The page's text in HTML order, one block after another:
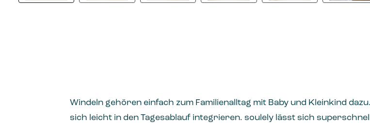
Windeln gehören einfach zum Familienalltag mit Baby und Kleinkind
sich leicht in den Tagesablauf integrieren. soulely lässt sich